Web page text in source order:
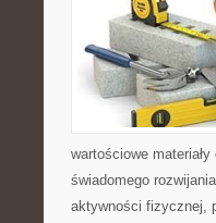
wartościowe
świadomego
aktywności fizycznej,